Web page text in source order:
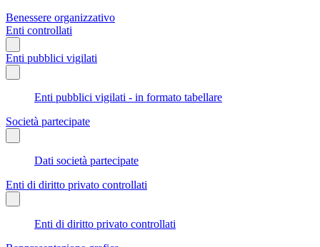
Benessere organizzativo
Enti controllati
Enti pubblici vigilati
Enti pubblici vigilati - in formato tabellare
Società partecipate
Dati società partecipate
Enti di diritto privato controllati
Enti di diritto privato controllati